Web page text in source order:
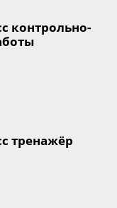
контрольно-
тренажёр